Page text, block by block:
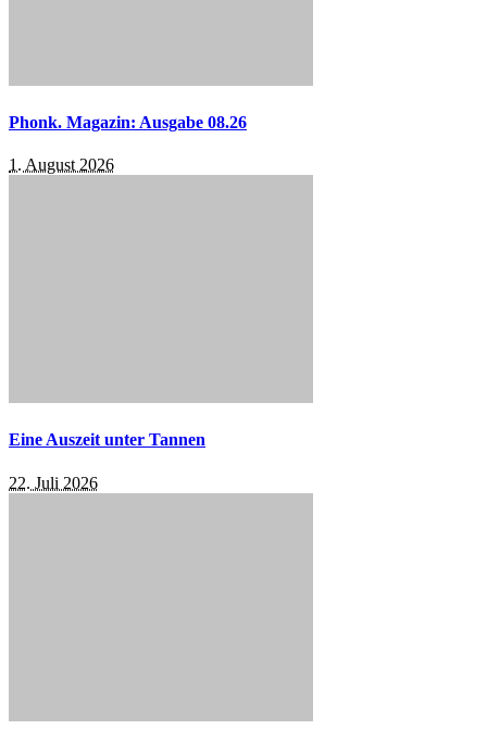
Phonk. Magazin: Ausgabe 08.26
1. August 2026
Eine Auszeit unter Tannen
22. Juli 2026